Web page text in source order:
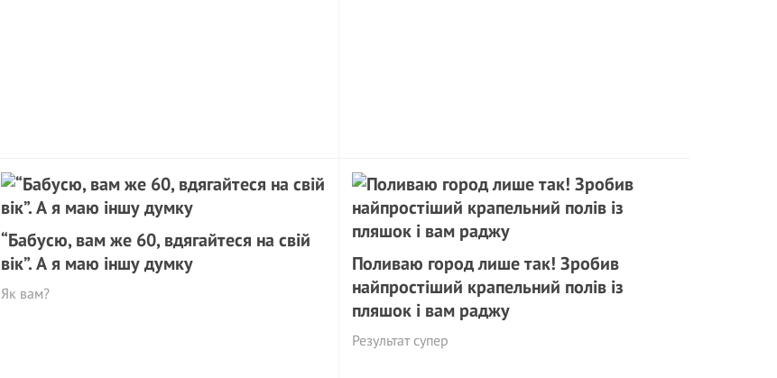
“Бабусю, вам же 60, вдягайтеся на свій
вік”. А я маю іншу думку
Як вам?
Поливаю город лише так! Зробив
найпростіший крапельний полів із
пляшок і вам раджу
Результат супер